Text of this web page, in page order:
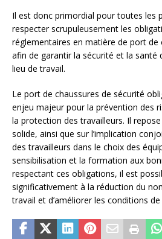
Il est donc primordial pour toutes les
respecter scrupuleusement les
réglementaires en matière de port de
afin de garantir la sécurité et la santé
lieu de travail.
Le port de chaussures de sécurité
enjeu majeur pour la prévention des
la protection des travailleurs. Il
solide, ainsi que sur l’implication
des travailleurs dans le choix des
sensibilisation et la formation aux
respectant ces obligations, il est
significativement à la réduction du
travail et d’améliorer les conditions